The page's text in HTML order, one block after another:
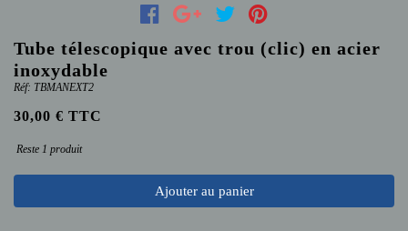
Tube télescopique avec trou (clic) en acier
inoxydable
Réf: TBMANEXT2
30,00 € TTC
Reste 1 produit
Ajouter au panier